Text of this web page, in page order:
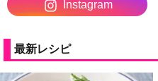
Instagram
最新レシピ